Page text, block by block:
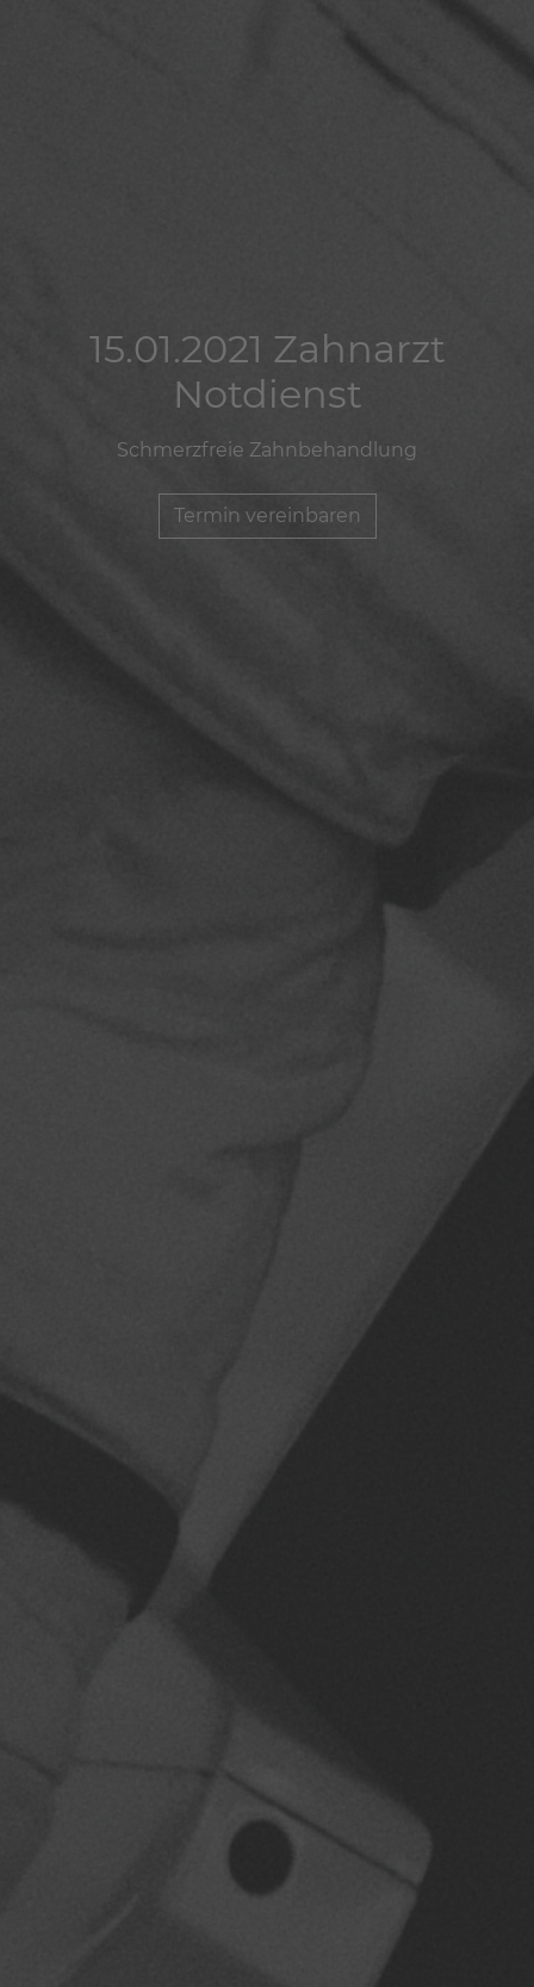
15.01.2021 Zahnarzt
Notdienst
Schmerzfreie Zahnbehandlung
Termin vereinbaren
15.01.2021 Zahnarzt
Notdienst
Schmerzfreie Zahnbehandlung
Termin vereinbaren
15.01.2021 Zahnarzt
Notdienst
Schmerzfreie Zahnbehandlung
Termin vereinbaren